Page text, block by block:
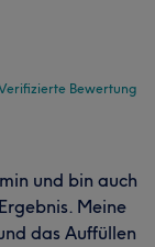
Bewertung
und bin auch
Meine
das Auffüllen